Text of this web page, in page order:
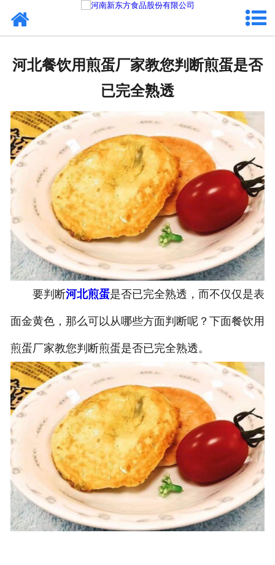
新闻资讯
关于新东方
加入新东方
河北餐饮用煎蛋厂家教您判断煎蛋是否
已完全熟透
要判断河北煎蛋是否已完全熟透，而不仅仅是表
面金黄色，那么可以从哪些方面判断呢？下面餐饮用
煎蛋厂家教您判断煎蛋是否已完全熟透。